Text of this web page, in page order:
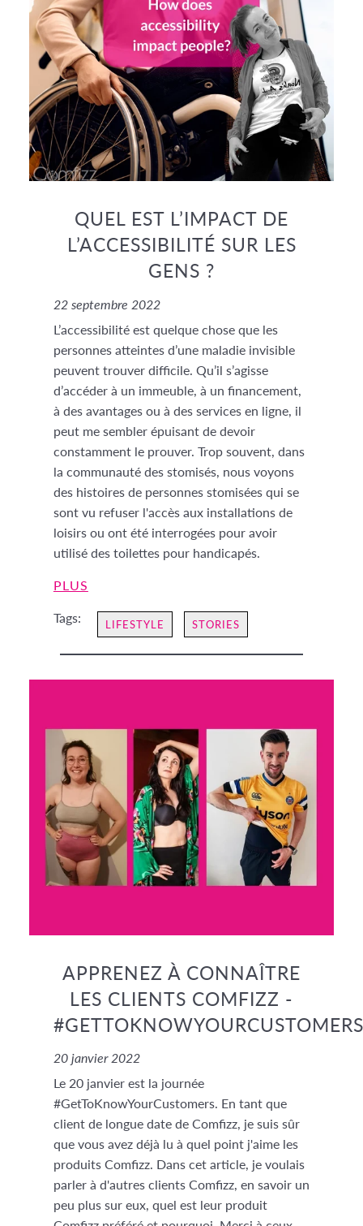
QUEL EST L’IMPACT DE
L’ACCESSIBILITÉ SUR LES
GENS ?
22 septembre 2022
L’accessibilité est quelque chose que les
personnes atteintes d’une maladie invisible
peuvent trouver difficile. Qu’il s’agisse
d’accéder à un immeuble, à un financement,
à des avantages ou à des services en ligne, il
peut me sembler épuisant de devoir
constamment le prouver. Trop souvent, dans
la communauté des stomisés, nous voyons
des histoires de personnes stomisées qui se
sont vu refuser l'accès aux installations de
loisirs ou ont été interrogées pour avoir
utilisé des toilettes pour handicapés.
PLUS
Tags: LIFESTYLE STORIES
APPRENEZ À CONNAÎTRE
LES CLIENTS COMFIZZ -
20 janvier 2022
Le 20 janvier est la journée
#GetToKnowYourCustomers. En tant que
client de longue date de Comfizz, je suis sûr
que vous avez déjà lu à quel point j'aime les
produits Comfizz. Dans cet article, je voulais
parler à d'autres clients Comfizz, en savoir un
peu plus sur eux, quel est leur produit